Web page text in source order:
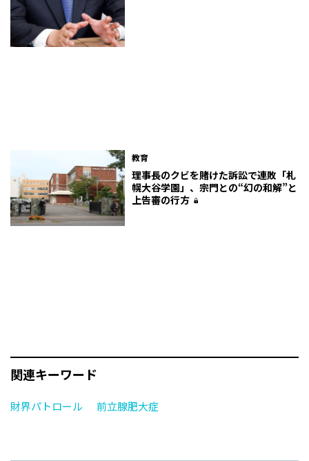
教育
理事長のクビを賭けた訴訟で連敗「札
幌大谷学園」、宗門との“幻の和解”と
上告審の行方
関連キーワード
財界パトロール 前立腺肥大症